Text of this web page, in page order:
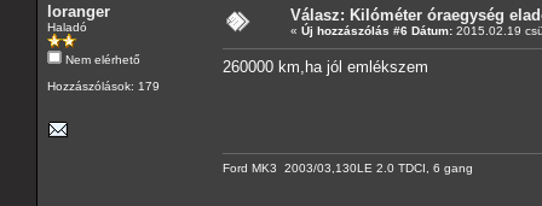
loranger
Haladó
Nem elérhető
Hozzászólások: 179
Válasz: Kilóméter óraegység
« Új hozzászólás #6 Dátum: 2015.02.19
260000 km,ha jól emlékszem
Ford MK3 2003/03,130LE 2.0 TDCI, 6 gang